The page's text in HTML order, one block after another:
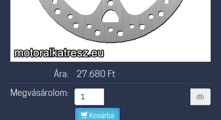
Ára: 27.680 Ft
Megvásárolom:
db
Kosárba